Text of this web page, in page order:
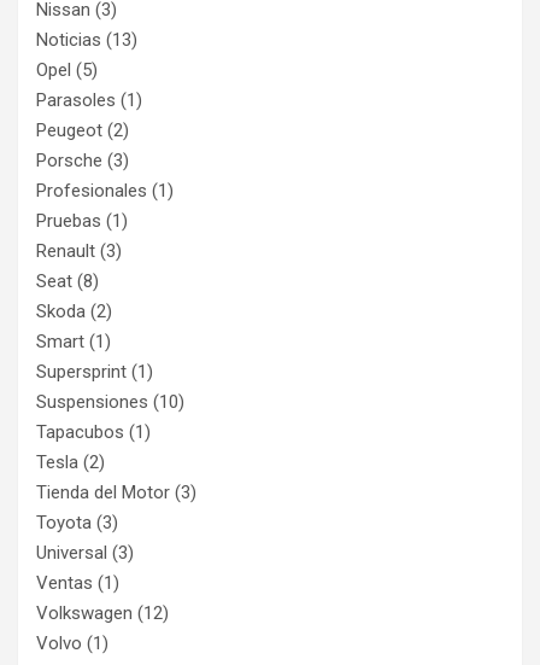
Nissan (3)
Noticias (13)
Opel (5)
Parasoles (1)
Peugeot (2)
Porsche (3)
Profesionales (1)
Pruebas (1)
Renault (3)
Seat (8)
Skoda (2)
Smart (1)
Supersprint (1)
Suspensiones (10)
Tapacubos (1)
Tesla (2)
Tienda del Motor (3)
Toyota (3)
Universal (3)
Ventas (1)
Volkswagen (12)
Volvo (1)